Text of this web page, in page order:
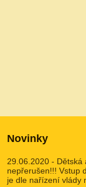
Novinky
29.06.2020 - Dětská
nepřerušen!!! Vstup
je dle nařízení vlády